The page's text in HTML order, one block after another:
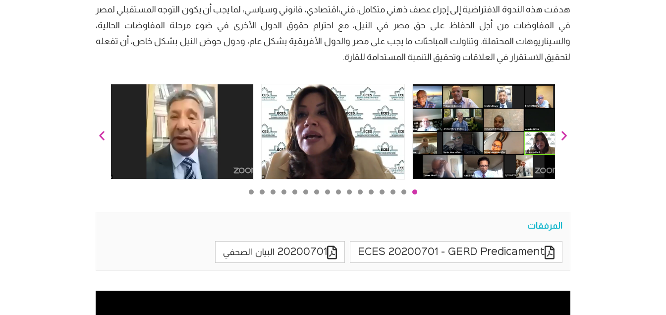
هدفت هذه الندوة الافتراضية إلى إجراء عصف ذهني متكامل: فني،اقتصادي، قانوني وسياسي، لما يجب أن يكون التوجه المستقبلي لمصر
في المفاوضات من أجل الحفاظ على حق مصر في النيل، مع احترام حقوق الدول الأخرى في ضوء مرحلة المفاوضات الحالية،
والسيناريوهات المحتملة. وتناولت المباحثات ما يجب على مصر والدول الأفريقية بشكل عام، ودول حوض النيل بشكل خاص، أن تفعله
لتحقيق الاستقرار في العلاقات وتحقيق التنمية المستدامة للقارة.
المرفقات
ECES 20200701 - GERD Predicament 20200701 البيان الصحفي